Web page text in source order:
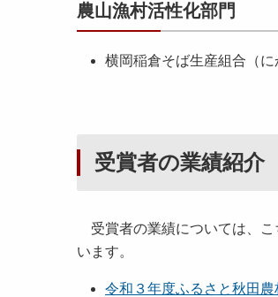
農山漁村活性化部門
横岡稲倉そば生産組合（
受賞者の業績紹介
受賞者の業績については、こ
います。
令和３年度ふるさと秋田